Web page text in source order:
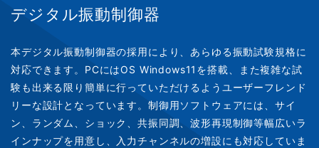
デジタル振動制御器
本デジタル振動制御器の採用により、あらゆる振動試験規格に
対応できます。PCにはOS Windows11を搭載、また複雑な試
験も出来る限り簡単に行っていただけるようユーザーフレンド
リーな設計となっています。制御用ソフトウェアには、サイ
ン、ランダム、ショック、共振同調、波形再現制御等幅広いラ
インナップを用意し、入力チャンネルの増設にも対応していま